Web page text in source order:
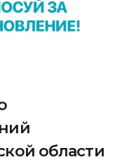
области